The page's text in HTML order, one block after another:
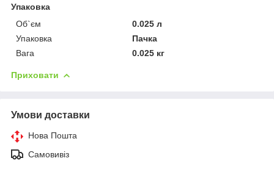
Упаковка
Об`єм
0.025 л
Упаковка
Пачка
Вага
0.025 кг
Приховати
Умови доставки
Нова Пошта
Самовивіз